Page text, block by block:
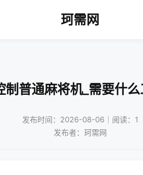
珂需网
制普通麻将机_需要什
发布时间：2026-08-06｜阅读：1
发布者：珂需网